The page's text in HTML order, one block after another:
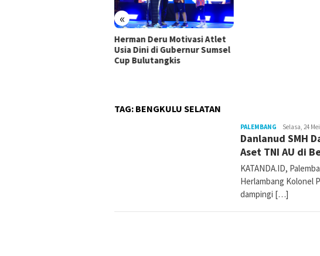
«
Herman Deru Motivasi Atlet
Usia Dini di Gubernur Sumsel
Cup Bulutangkis
TAG: BENGKULU SELATAN
PALEMBANG katanda_admin
Selasa, 24
Danlanud SMH
Aset TNI AU di
KATANDA.ID,
Herlambang Kolonel
dampingi […]